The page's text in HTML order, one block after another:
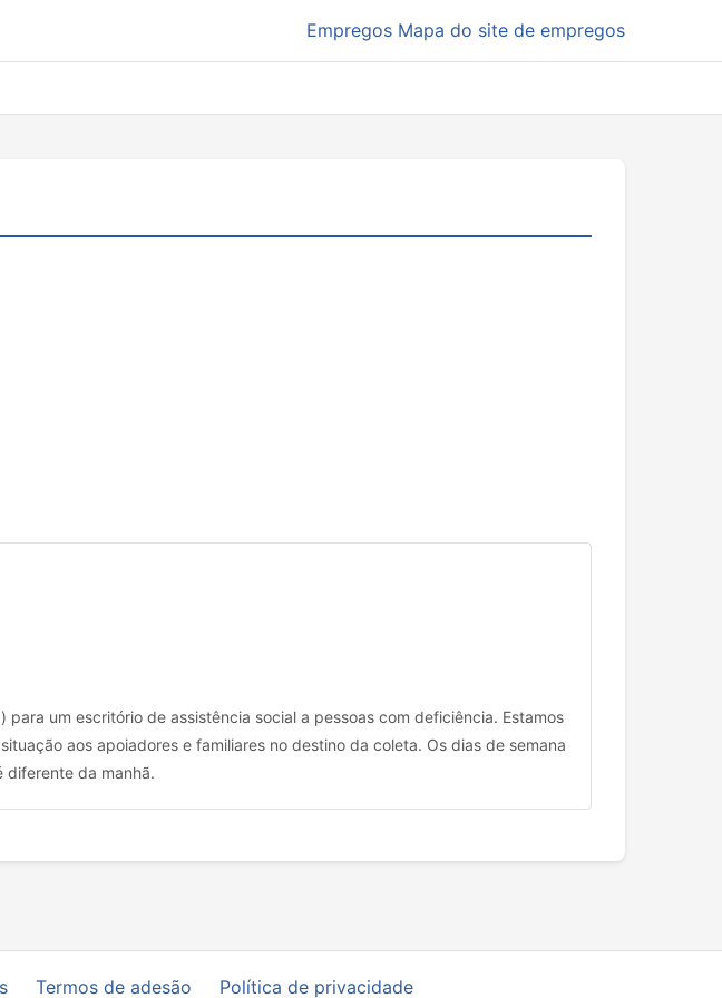
Empregos Mapa do site de empregos
um escritório de assistência social a pessoas com deficiência. Estamos
aos apoiadores e familiares no destino da coleta. Os dias de semana
diferente da manhã.
Termos de adesão Política de privacidade